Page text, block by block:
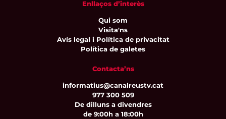
Enllaços d’interès
Qui som
Visita'ns
Avís legal i Política de privacitat
Política de galetes
Contacta’ns
informatius@canalreustv.cat
977 300 509
De dilluns a divendres
de 9:00h a 18:00h